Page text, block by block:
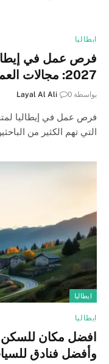
ايطاليا
فرص عمل في
2027: مجالات العمل وشروط القبول
بواسطة Layal Al Ali 0
فرص عمل في إيطاليا
التي تهم الكثير من
ايطاليا
ايطاليا
افضل مكان للسكن
وأفضل فنادق